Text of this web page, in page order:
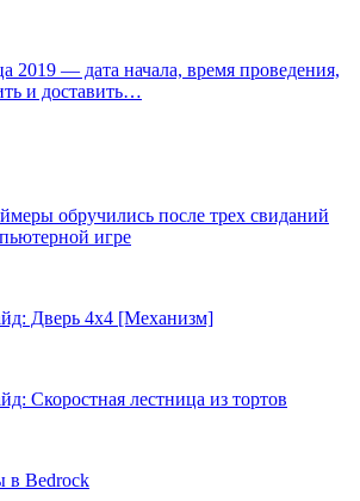
2019 — дата начала, время проведения,
и доставить…
обручились после трех свиданий
игре
Дверь 4х4 [Механизм]
Скоростная лестница из тортов
в Bedrock